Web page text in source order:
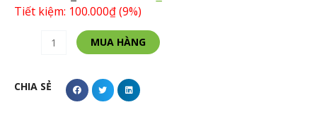
Tiết kiệm: 100.000₫ (9%)
Essential
MUA HÀNG Alternative:
CHIA SẺ